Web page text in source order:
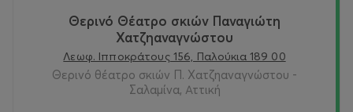
Θερινό Θέατρο σκιών Παναγιώτη
Χατζηαναγνώστου
Λεωφ. Ιπποκράτους 156, Παλούκια 189 00
Θερινό θέατρο σκιών Π. Χατζηαναγνώστου -
Σαλαμίνα, Αττική